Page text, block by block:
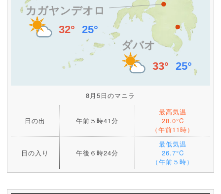
8月5日のマニラ
日の出 午前５時41分
最高気温
28.0°C
（午前11時）
日の入り 午後６時24分
最低気温
26.7°C
（午前５時）